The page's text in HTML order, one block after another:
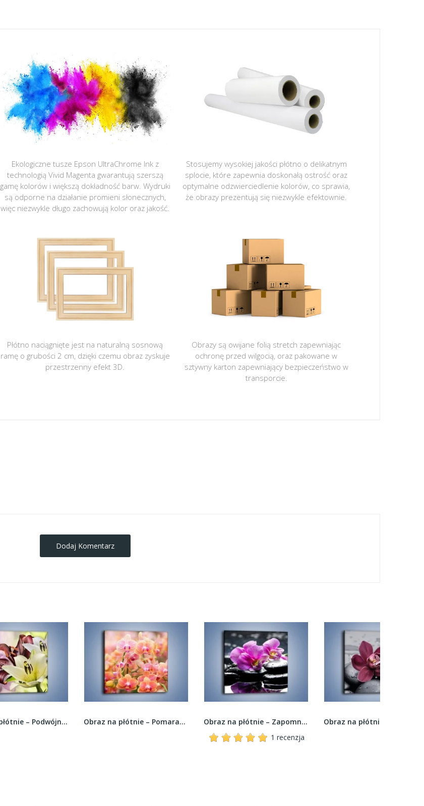
Ekologiczne tusze Epson UltraChrome Ink z
technologią Vivid Magenta gwarantują szerszą
gamę kolorów i większą dokładność barw. Wydruki
są odporne na działanie promieni słonecznych,
więc niezwykle długo zachowują kolor oraz jakość.
Stosujemy wysokiej jakości płótno o delikatnym
splocie, które zapewnia doskonałą ostrość oraz
optymalne odzwierciedlenie kolorów, co sprawia,
że obrazy prezentują się niezwykle efektownie.
Płótno naciągnięte jest na naturalną sosnową
ramę o grubości 2 cm, dzięki czemu obraz zyskuje
przestrzenny efekt 3D.
Obrazy są owijane folią stretch zapewniając
ochronę przed wilgocią, oraz pakowane w
sztywny karton zapewniający bezpieczeństwo w
transporcie.
Dodaj Komentarz
Obraz na płótnie – Podwójna twarz lilii –... Obraz na płótnie – Pomarańczowe pole storczyków...
Obraz na płótnie – Zapomniane chwile wśród...
1 recenzja
Obraz na płótnie – Bordowy storczyk i ciemne...